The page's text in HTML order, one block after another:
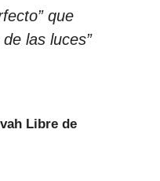
que
las luces”
Libre de